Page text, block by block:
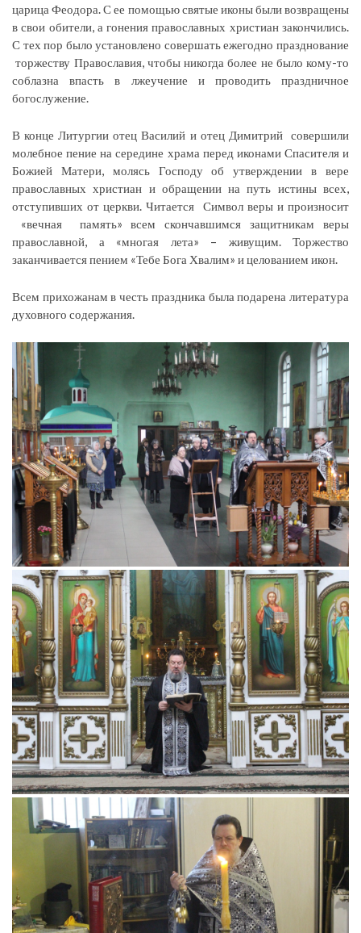
царица Феодора. С ее помощью святые иконы были возвращены
в свои обители, а гонения православных христиан закончились.
С тех пор было установлено совершать ежегодно празднование
торжеству Православия, чтобы никогда более не было кому-то
соблазна впасть в лжеучение и проводить праздничное
богослужение.
В конце Литургии отец Василий и отец Димитрий совершили
молебное пение на середине храма перед иконами Спасителя и
Божией Матери, молясь Господу об утверждении в вере
православных христиан и обращении на путь истины всех,
отступивших от церкви. Читается Символ веры и произносит
«вечная память» всем скончавшимся защитникам веры
православной, а «многая лета» – живущим. Торжество
заканчивается пением «Тебе Бога Хвалим» и целованием икон.
Всем прихожанам в честь праздника была подарена литература
духовного содержания.